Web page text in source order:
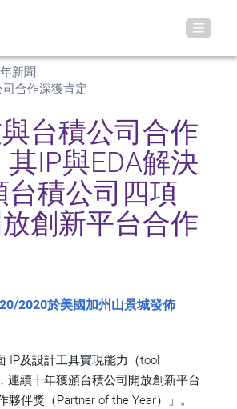
新聞
合作深獲肯定
台積公司合作
IP與EDA解決
台積公司四項
放創新平台合作
2020於美國加州山景城發佈
IP及設計工具實現能力（tool
連續十年獲頒台積公司開放創新平台
夥伴獎（Partner of the Year）」。